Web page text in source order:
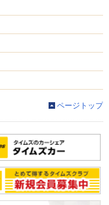
ページトップ